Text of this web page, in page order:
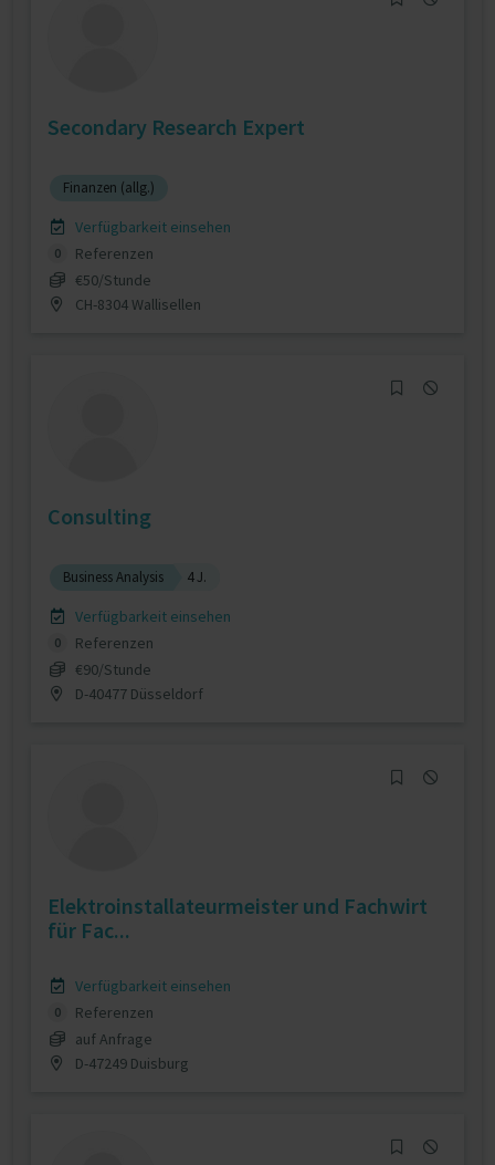
Secondary Research Expert
Finanzen (allg.)
Verfügbarkeit einsehen
0
Referenzen
€50/Stunde
CH-8304 Wallisellen
Consulting
Business Analysis 4 J.
Verfügbarkeit einsehen
0
Referenzen
€90/Stunde
D-40477 Düsseldorf
Elektroinstallateurmeister und Fachwirt
für Fac...
Verfügbarkeit einsehen
0
Referenzen
auf Anfrage
D-47249 Duisburg